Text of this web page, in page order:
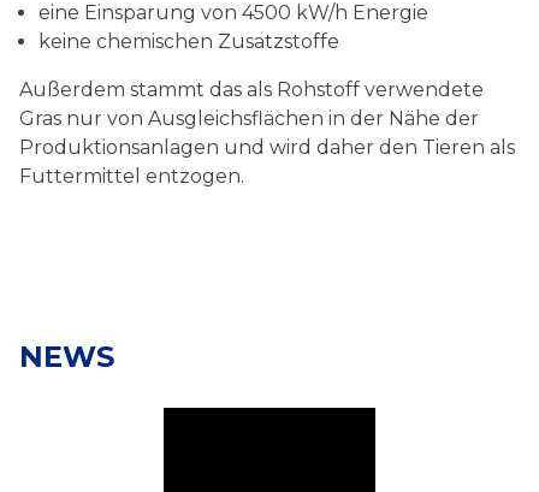
eine Einsparung von 4500 kW/h Energie
keine chemischen Zusatzstoffe
Außerdem stammt das als Rohstoff verwendete
Gras nur von Ausgleichsflächen in der Nähe der
Produktionsanlagen und wird daher den Tieren als
Futtermittel entzogen.
NEWS